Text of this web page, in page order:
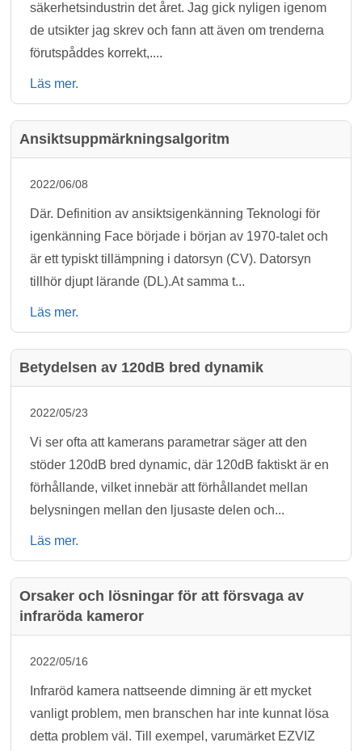
säkerhetsindustrin det året. Jag gick nyligen igenom
de utsikter jag skrev och fann att även om trenderna
förutspåddes korrekt,....
Läs mer.
Ansiktsuppmärkningsalgoritm
2022/06/08
Där. Definition av ansiktsigenkänning Teknologi för
igenkänning Face började i början av 1970-talet och
är ett typiskt tillämpning i datorsyn (CV). Datorsyn
tillhör djupt lärande (DL).At samma t...
Läs mer.
Betydelsen av 120dB bred dynamik
2022/05/23
Vi ser ofta att kamerans parametrar säger att den
stöder 120dB bred dynamic, där 120dB faktiskt är en
förhållande, vilket innebär att förhållandet mellan
belysningen mellan den ljusaste delen och...
Läs mer.
Orsaker och lösningar för att försvaga av
infraröda kameror
2022/05/16
Infraröd kamera nattseende dimning är ett mycket
vanligt problem, men branschen har inte kunnat lösa
detta problem väl. Till exempel, varumärket EZVIZ